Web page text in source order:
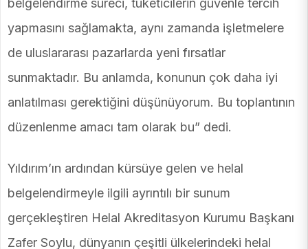
belgelendirme süreci, tüketicilerin güvenle tercih
yapmasını sağlamakta, aynı zamanda işletmelere
de uluslararası pazarlarda yeni fırsatlar
sunmaktadır. Bu anlamda, konunun çok daha iyi
anlatılması gerektiğini düşünüyorum. Bu toplantının
düzenlenme amacı tam olarak bu” dedi.
Yıldırım’ın ardından kürsüye gelen ve helal
belgelendirmeyle ilgili ayrıntılı bir sunum
gerçekleştiren Helal Akreditasyon Kurumu Başkanı
Zafer Soylu, dünyanın çeşitli ülkelerindeki helal